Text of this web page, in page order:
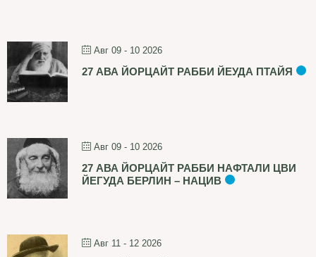
Авг 09 - 10 2026
27 АВА ЙОРЦАЙТ РАББИ ЙЕУДА ПТАЙЯ
Авг 09 - 10 2026
27 АВА ЙОРЦАЙТ РАББИ НАФТАЛИ ЦВИ
ЙЕГУДА БЕРЛИН – НАЦИВ
Авг 11 - 12 2026